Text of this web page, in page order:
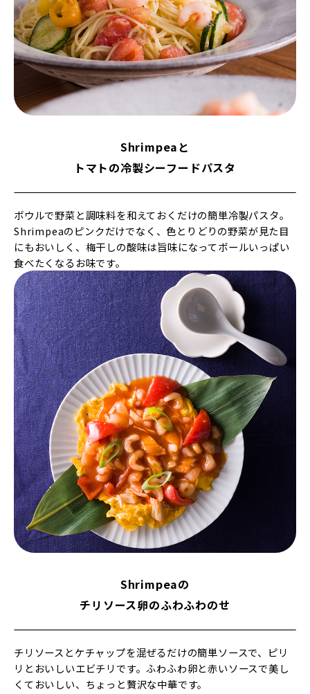
Shrimpeaと
トマトの冷製シーフードパスタ
ボウルで野菜と調味料を和えておくだけの簡単冷製パスタ。
Shrimpeaのピンクだけでなく、色とりどりの野菜が見た目
にもおいしく、梅干しの酸味は旨味になってボールいっぱい
食べたくなるお味です。
Shrimpeaの
チリソース卵のふわふわのせ
チリソースとケチャップを混ぜるだけの簡単ソースで、ピリ
リとおいしいエビチリです。ふわふわ卵と赤いソースで美し
くておいしい、ちょっと贅沢な中華です。